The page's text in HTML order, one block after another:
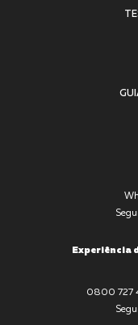
Experiência
0800 727